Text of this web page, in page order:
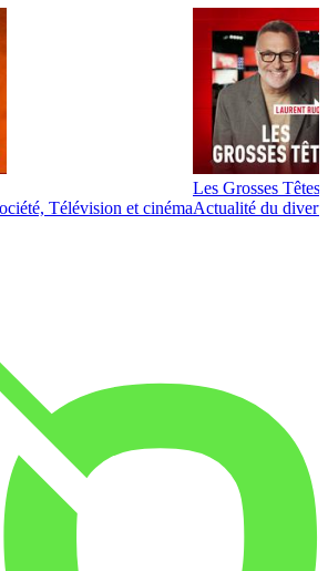
Télévision et cinéma
Les Grosses Têtes
Actualité du